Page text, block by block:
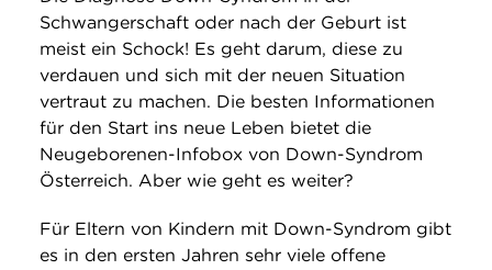
Schwangerschaft oder nach der Geburt ist
meist ein Schock! Es geht darum, diese zu
verdauen und sich mit der neuen Situation
vertraut zu machen. Die besten Informationen
für den Start ins neue Leben bietet die
Neugeborenen-Infobox von Down-Syndrom
Österreich. Aber wie geht es weiter?
Für Eltern von Kindern mit Down-Syndrom gibt
es in den ersten Jahren sehr viele offene